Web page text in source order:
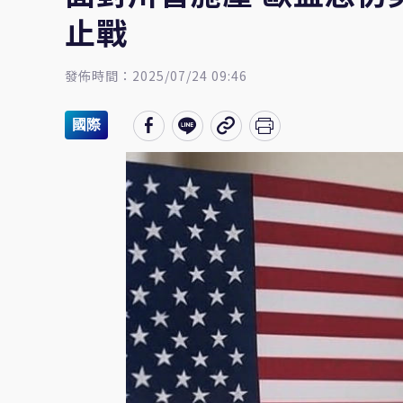
止戰
發佈時間：2025/07/24 09:46
國際